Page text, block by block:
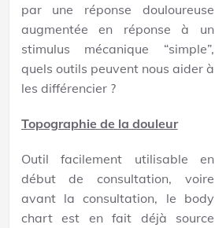
par une réponse douloureuse
augmentée en réponse à un
stimulus mécanique “simple”,
quels outils peuvent nous aider à
les différencier ?
Topographie de la douleur
Outil facilement utilisable en
début de consultation, voire
avant la consultation, le body
chart est en fait déjà source